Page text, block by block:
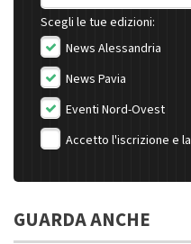
Scegli le tue edizioni:
News Alessandria
News Pavia
Eventi Nord-Ovest
Accetto l'iscrizione e la
GUARDA ANCHE